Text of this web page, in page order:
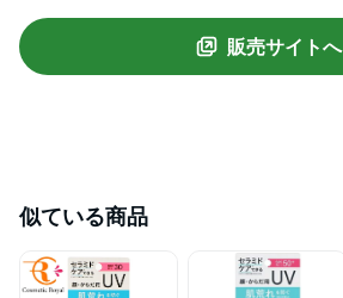
販売サイトへ
似ている商品